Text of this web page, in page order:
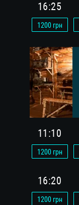
16:25
1200грн
11:10
1200грн
16:20
1200грн